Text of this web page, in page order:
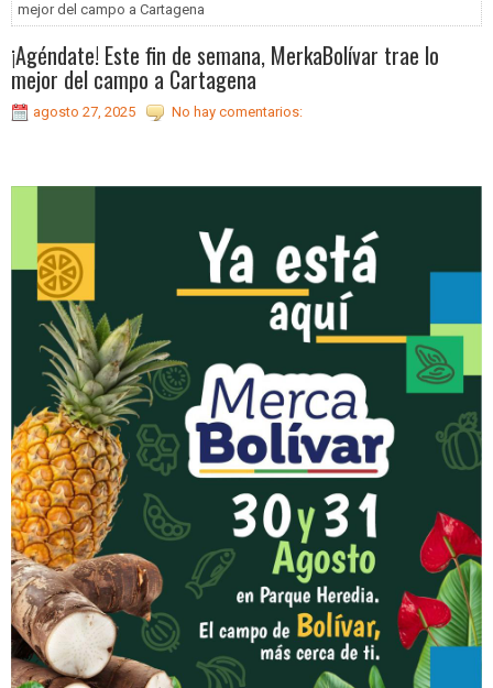
mejor del campo a Cartagena
¡Agéndate! Este fin de semana, MerkaBolívar trae lo
mejor del campo a Cartagena
agosto 27, 2025 No hay comentarios: